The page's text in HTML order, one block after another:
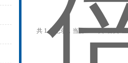
共 1 条记录，当前 1 / 1 页 首页